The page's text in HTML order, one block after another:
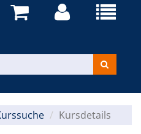
Kursdetails